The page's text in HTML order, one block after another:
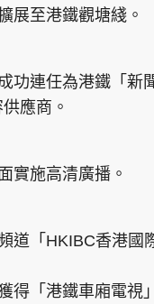
展至港鐵觀塘綫。
功連任為港鐵「新
應商。
實施高清廣播。
道「HKIBC香港國
得「港鐵車廂電視